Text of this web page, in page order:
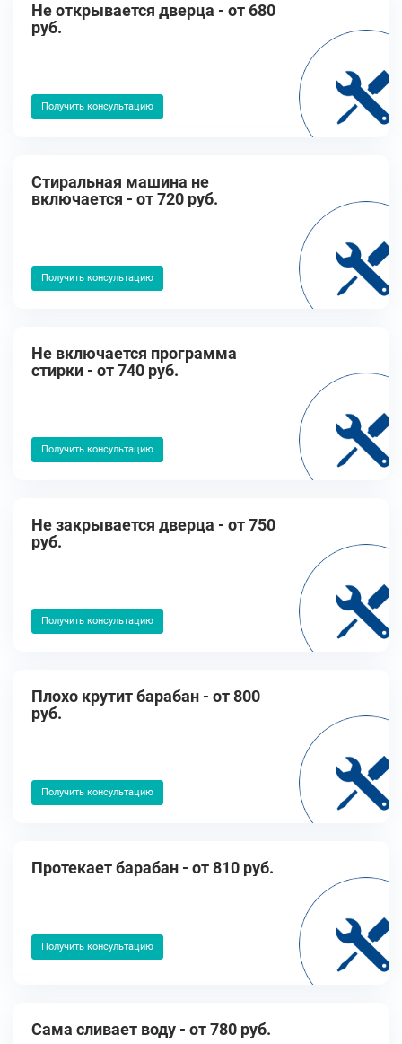
Не открывается дверца - от 680
руб.
Получить консультацию
Стиральная машина не
включается - от 720 руб.
Получить консультацию
Не включается программа
стирки - от 740 руб.
Получить консультацию
Не закрывается дверца - от 750
руб.
Получить консультацию
Плохо крутит барабан - от 800
руб.
Получить консультацию
Протекает барабан - от 810 руб.
Получить консультацию
Сама сливает воду - от 780 руб.